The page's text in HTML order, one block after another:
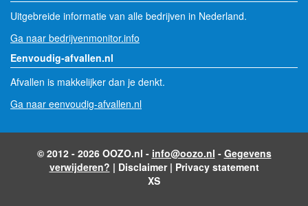
Uitgebreide informatie van alle bedrijven in Nederland.
Ga naar bedrijvenmonitor.info
Eenvoudig-afvallen.nl
Afvallen is makkelijker dan je denkt.
Ga naar eenvoudig-afvallen.nl
© 2012 - 2026 OOZO.nl - info@oozo.nl - Gegevens
verwijderen? | Disclaimer| Privacy statement
XS